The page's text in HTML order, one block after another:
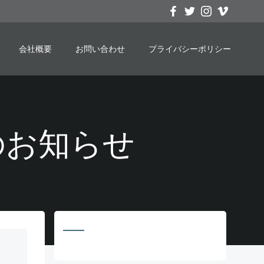
会社概要 お問い合わせ プライバシーポリシー
知らせ